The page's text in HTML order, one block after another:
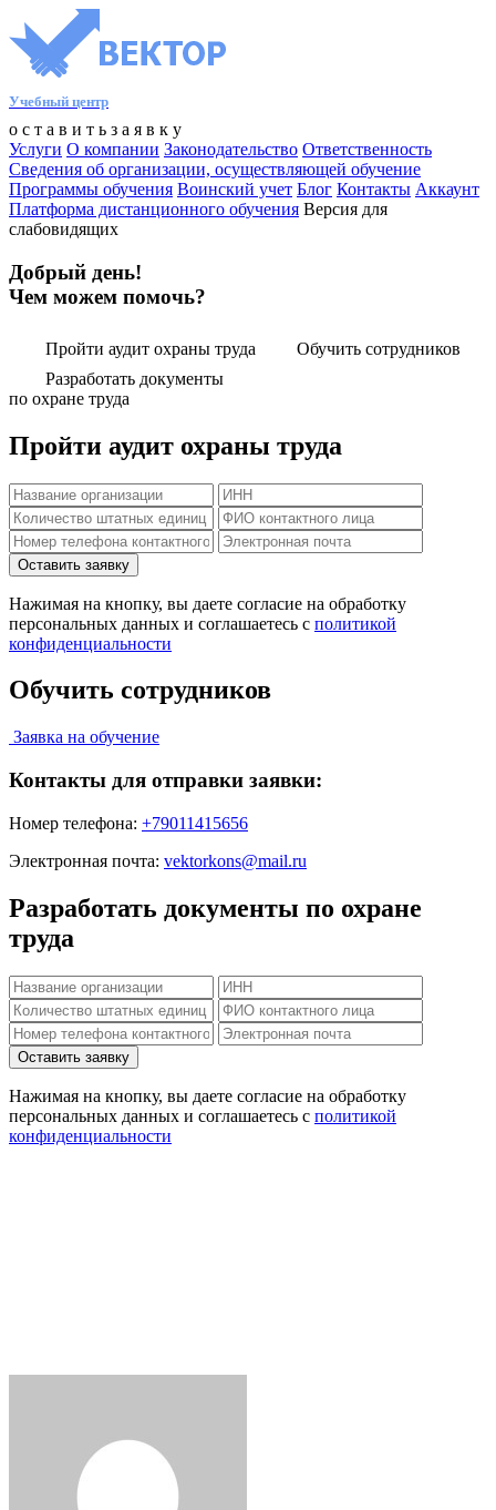
Учебный центр
о с т а в и т ь з а я в к у
Услуги О компании Законодательство Ответственность
Сведения об организации, осуществляющей обучение
Программы обучения Воинский учет Блог Контакты Аккаунт
Платформа дистанционного обучения Версия для
слабовидящих
Добрый день!
Чем можем помочь?
Пройти аудит охраны труда
Обучить сотрудников
Разработать документы
по охране труда
Пройти аудит охраны труда
Нажимая на кнопку, вы даете согласие на обработку
персональных данных и соглашаетесь c политикой
конфиденциальности
Обучить сотрудников
Заявка на обучение
Контакты для отправки заявки:
Номер телефона: +79011415656
Электронная почта: vektorkons@mail.ru
Разработать документы по охране
труда
Нажимая на кнопку, вы даете согласие на обработку
персональных данных и соглашаетесь c политикой
конфиденциальности